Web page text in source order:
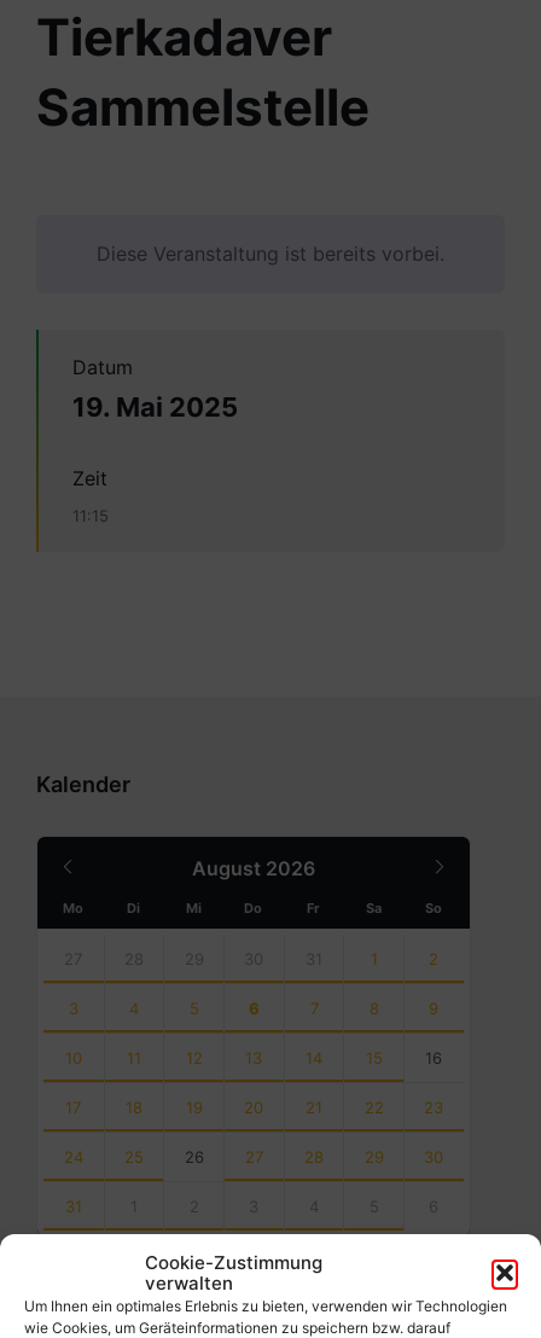
Cookie-Zustimmung
verwalten
Um Ihnen ein optimales Erlebnis zu bieten, verwenden wir Technologien
wie Cookies, um Geräteinformationen zu speichern bzw. darauf
Tierkadaver
Sammelstelle
Diese Veranstaltung ist bereits vorbei.
Datum
19. Mai 2025
Zeit
11:15
Kalender
August 2026
Month
Mo Di Mi Do Fr Sa So
calendar
days
27 28 29 30 31 1 2
3 4 5 6 7 8 9
10 11 12 13 14 15 16
17 18 19 20 21 22 23
24 25 26 27 28 29 30
31 1 2 3 4 5 6
days